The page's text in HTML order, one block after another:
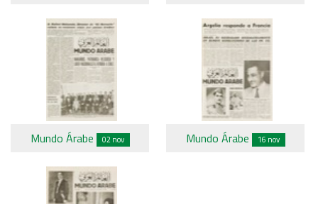
Mundo Árabe 02 nov Mundo Árabe 16 nov